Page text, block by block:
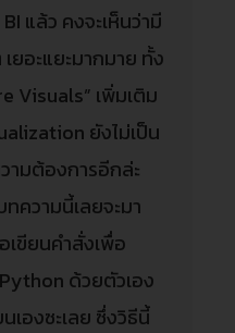
แล้ว คงจะเห็นว่ามี
ยอะแยะมากมาย ทั้ง
Visuals” เพิ่มเติม
ยังไม่เป็น
ามต้องการอีกล่ะ
ทความนี้เลยจะมา
เขียนคำสั่งเพื่อ
ด้วยตัวเอง
เองซะเลย ซึ่งวิธีนี้